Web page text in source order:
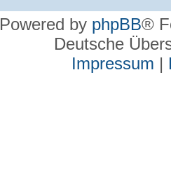
Powered by phpBB®
Deutsche
Impressum |